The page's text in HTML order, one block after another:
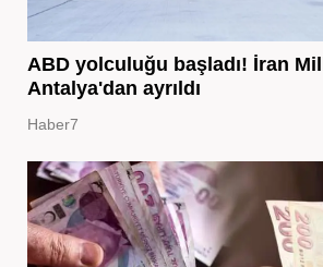
ABD yolculuğu başladı! İran
Antalya'dan ayrıldı
Haber7